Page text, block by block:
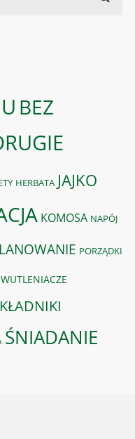
BEZ
HERBATA JAJKO
KOMOSA NAPÓJ
PORZĄDKI
ŚNIADANIE